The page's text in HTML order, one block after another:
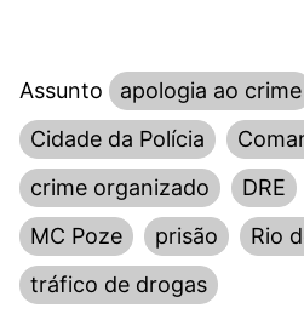
Assunto apologia ao crime
Cidade da Polícia
crime organizado
DRE
MC Poze
prisão
Rio
tráfico de drogas